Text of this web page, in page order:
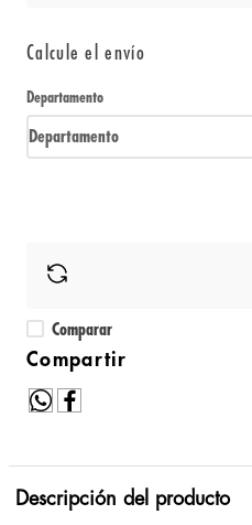
Calcule el envío
Departamento
Departamento
Comparar
Descripción del producto